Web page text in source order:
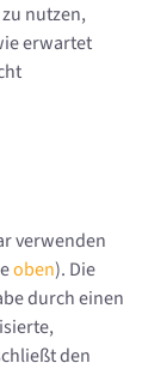
nutzen,
erwartet
verwenden
oben). Die
durch einen
den